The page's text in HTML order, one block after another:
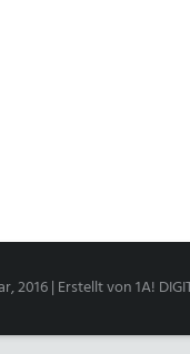
2016 | Erstellt von1A!